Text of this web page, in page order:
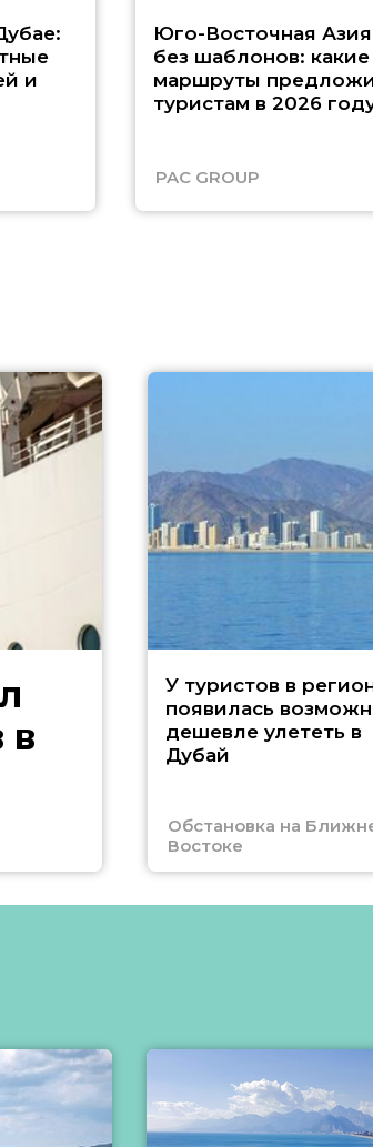
и
Юго-Восточная Азия
без шаблонов: какие
маршруты
туристам в 2026
PAC GROUP
в
У туристов в
появилась
дешевле улететь в
Дубай
Обстановка на
Востоке